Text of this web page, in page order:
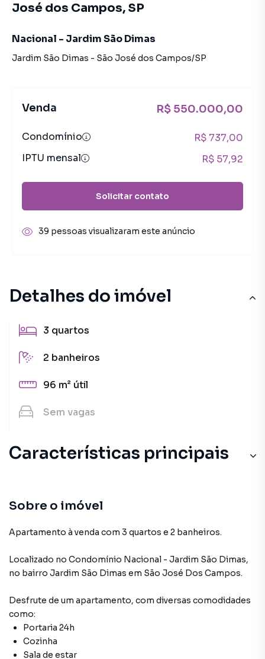
Detalhes do imóvel
3 quartos
2 banheiros
96 m² útil
Sem vagas
Características principais
Sala de Jantar
Andar Alto
Armário Banheiro
Sobre o imóvel
Apartamento à venda com 3 quartos e 2 banheiros.
Localizado no Condomínio Nacional - Jardim São Dimas,
no bairro Jardim São Dimas em São José Dos Campos.
Desfrute de um apartamento, com diversas comodidades
como:
Portaria 24h
Cozinha
Sala de estar
José dos Campos, SP
Nacional - Jardim São Dimas
Jardim São Dimas - São José dos Campos/SP
Venda R$ 550.000,00
Condomínio
R$ 737,00
IPTU mensal
R$ 57,92
Solicitar contato
39 pessoas visualizaram este anúncio